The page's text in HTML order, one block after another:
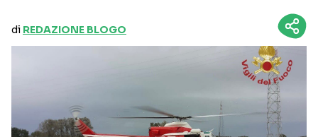
di REDAZIONE BLOGO